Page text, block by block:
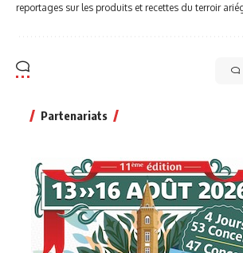
reportages sur les produits et recettes du terroir
Partenariats